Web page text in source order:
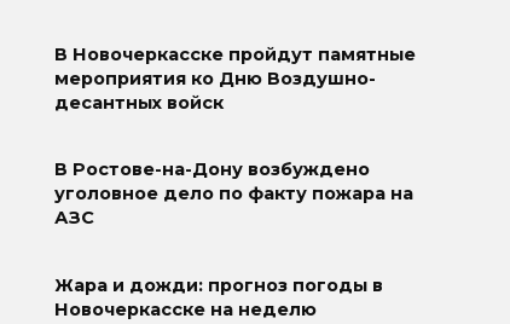
В Новочеркасске пройдут памятные
мероприятия ко Дню Воздушно-
десантных войск
В Ростове-на-Дону возбуждено
уголовное дело по факту пожара на
АЗС
Жара и дожди: прогноз погоды в
Новочеркасске на неделю